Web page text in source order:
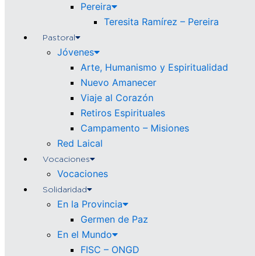
Pereira
Teresita Ramírez – Pereira
Pastoral
Jóvenes
Arte, Humanismo y Espiritualidad
Nuevo Amanecer
Viaje al Corazón
Retiros Espirituales
Campamento – Misiones
Red Laical
Vocaciones
Vocaciones
Solidaridad
En la Provincia
Germen de Paz
En el Mundo
FISC – ONGD